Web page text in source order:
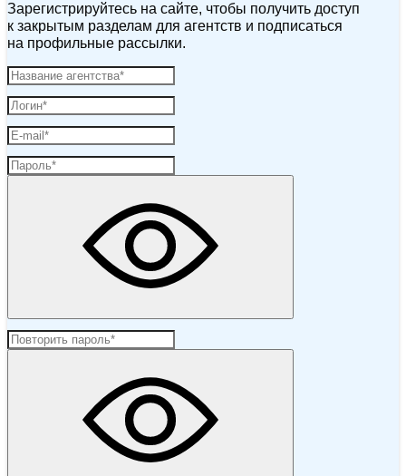
Зарегистрируйтесь на сайте, чтобы получить доступ
к закрытым разделам для агентств и подписаться
на профильные рассылки.